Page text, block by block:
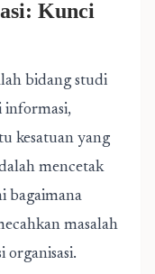
Kunci
bidang studi
informasi,
kesatuan yang
mencetak
bagaimana
masalah
organisasi.